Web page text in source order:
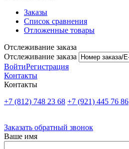
Заказы
Список сравнения
Отложенные товары
Отслеживание заказа
Отслеживание заказа
ВойтиРегистрация
Контакты
Контакты
+7 (812) 748 23 68 +7 (921) 445 76 86
Заказать обратный звонок
Ваше имя